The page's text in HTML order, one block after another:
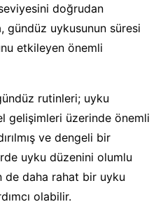
doğrudan
gündüz uykusunun süresi
etkileyen önemli
rutinleri; uyku
gelişimleri üzerinde önemli
ve dengeli bir
uyku düzenini olumlu
de daha rahat bir uyku
olabilir.